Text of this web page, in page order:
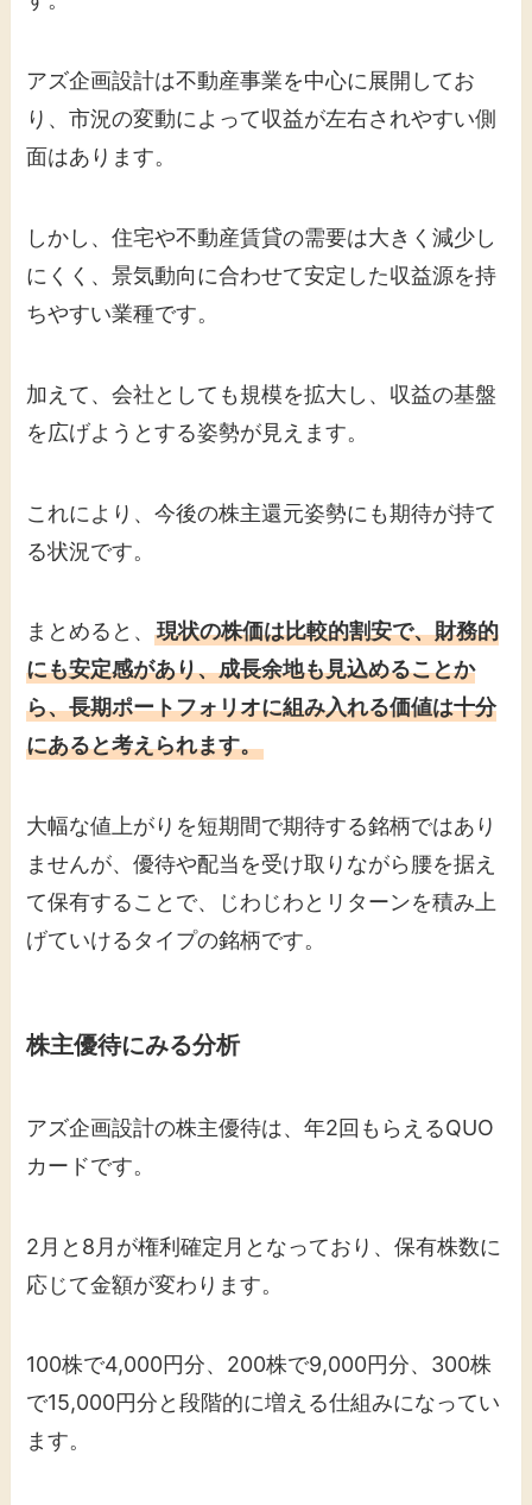
アズ企画設計は不動産事業を中心に展開してお
り、市況の変動によって収益が左右されやすい側
面はあります。
しかし、住宅や不動産賃貸の需要は大きく減少し
にくく、景気動向に合わせて安定した収益源を持
ちやすい業種です。
加えて、会社としても規模を拡大し、収益の基盤
を広げようとする姿勢が見えます。
これにより、今後の株主還元姿勢にも期待が持て
る状況です。
まとめると、現状の株価は比較的割安で、財務的
にも安定感があり、成長余地も見込めることか
ら、長期ポートフォリオに組み入れる価値は十分
にあると考えられます。
大幅な値上がりを短期間で期待する銘柄ではあり
ませんが、優待や配当を受け取りながら腰を据え
て保有することで、じわじわとリターンを積み上
げていけるタイプの銘柄です。
株主優待にみる分析
アズ企画設計の株主優待は、年2回もらえるQUO
カードです。
2月と8月が権利確定月となっており、保有株数に
応じて金額が変わります。
100株で4,000円分、200株で9,000円分、300株
で15,000円分と段階的に増える仕組みになってい
ます。